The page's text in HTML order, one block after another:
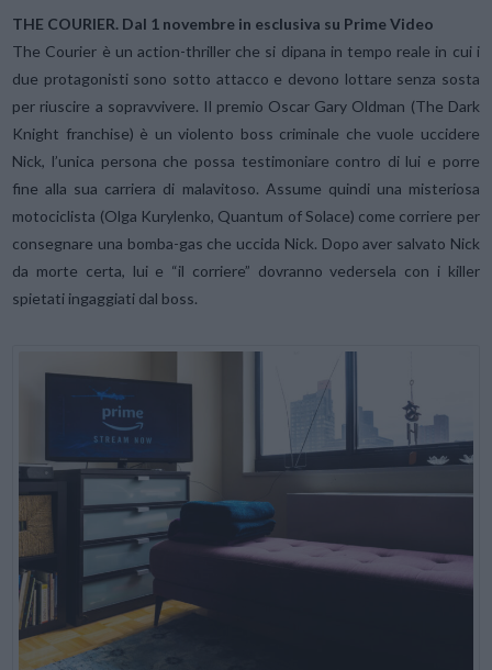
THE COURIER. Dal 1 novembre in esclusiva su Prime Video
The Courier è un action-thriller che si dipana in tempo reale in cui i
due protagonisti sono sotto attacco e devono lottare senza sosta
per riuscire a sopravvivere. Il premio Oscar Gary Oldman (The Dark
Knight franchise) è un violento boss criminale che vuole uccidere
Nick, l’unica persona che possa testimoniare contro di lui e porre
fine alla sua carriera di malavitoso. Assume quindi una misteriosa
motociclista (Olga Kurylenko, Quantum of Solace) come corriere per
consegnare una bomba-gas che uccida Nick. Dopo aver salvato Nick
da morte certa, lui e “il corriere” dovranno vedersela con i killer
spietati ingaggiati dal boss.